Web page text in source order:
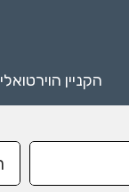
הקניין הוירטואלי